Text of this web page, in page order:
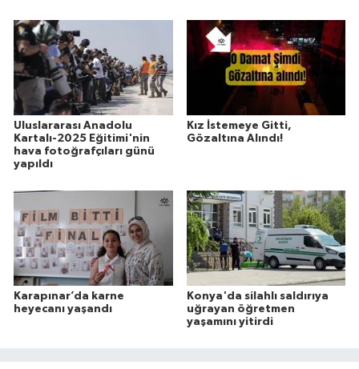
Uluslararası Anadolu
Kartalı-2025 Eğitimi'nin
hava fotoğrafçıları günü
yapıldı
Kız İstemeye Gitti,
Gözaltına Alındı!
Karapınar’da karne
heyecanı yaşandı
Konya'da silahlı saldırıya
uğrayan öğretmen
yaşamını yitirdi